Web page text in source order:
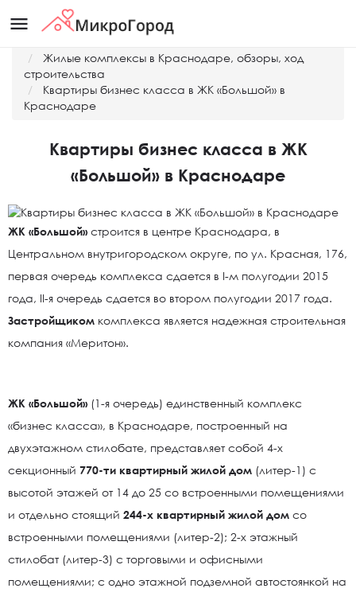
menu
Жилые комплексы в Краснодаре, обзоры, ход
строительства
Квартиры бизнес класса в ЖК «Большой» в
Краснодаре
Квартиры бизнес класса в ЖК
«Большой» в Краснодаре
ЖК «Большой»строится в центре Краснодара, в
Центральном внутригородском округе, по ул. Красная, 176,
первая очередь комплекса сдается в I-м полугодии 2015
года, II-я очередь сдается во втором полугодии 2017 года.
Застройщиком комплекса является надежная строительная
компания «Меритон».
ЖК «Большой» (1-я очередь) единственный комплекс
«бизнес класса», в Краснодаре, построенный на
двухэтажном стилобате, представляет собой 4-х
секционный 770-ти квартирный жилой дом (литер-1) с
высотой этажей от 14 до 25 со встроенными помещениями
и отдельно стоящий 244-х квартирный жилой дом со
встроенными помещениями (литер-2); 2-х этажный
стилобат (литер-3) с торговыми и офисными
помещениями; с одно этажной подземной автостоянкой на